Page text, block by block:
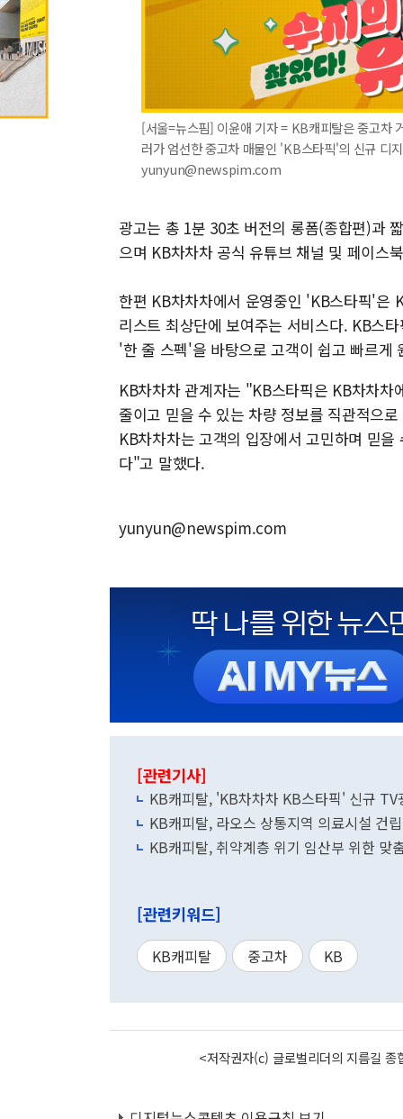
[서울=뉴스핌] 이윤애 기자 = KB캐피탈은 중고차
러가 엄선한 중고차 매물인 'KB스타픽'의 신규 디
yunyun@newspim.com
광고는 총 1분 30초 버전의 롱폼(종합편)과
으며 KB차차차 공식 유튜브 채널 및 페이스
한편 KB차차차에서 운영중인 'KB스타픽'은
리스트 최상단에 보여주는 서비스다. KB스
'한 줄 스펙'을 바탕으로 고객이 쉽고 빠르게
KB차차차 관계자는 "KB스타픽은 KB차차
줄이고 믿을 수 있는 차량 정보를 직관적으
KB차차차는 고객의 입장에서 고민하며 믿
다"고 말했다.
yunyun@newspim.com
[관련기사]
KB캐피탈, 'KB차차차 KB스타픽' 신규 TV
KB캐피탈, 라오스 상통지역 의료시설 건
KB캐피탈, 취약계층 위기 임산부 위한 맞
[관련키워드]
KB캐피탈 중고차 KB
<저작권자(c) 글로벌리더의 지름길